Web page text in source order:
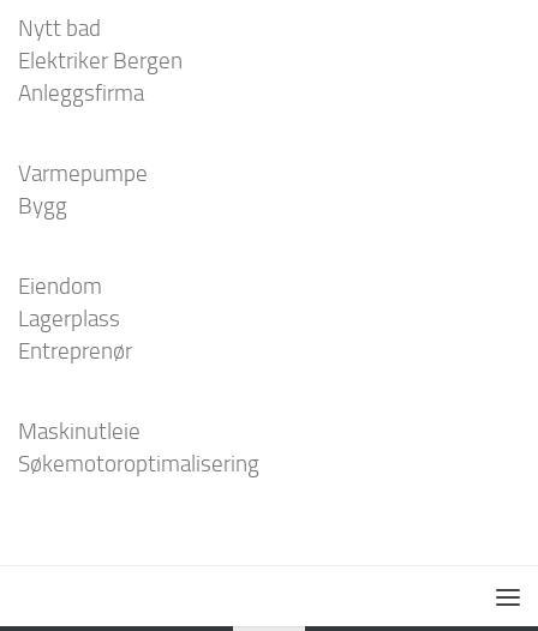
Nytt bad
Elektriker Bergen
Anleggsfirma
Varmepumpe
Bygg
Eiendom
Lagerplass
Entreprenør
Maskinutleie
Søkemotoroptimalisering